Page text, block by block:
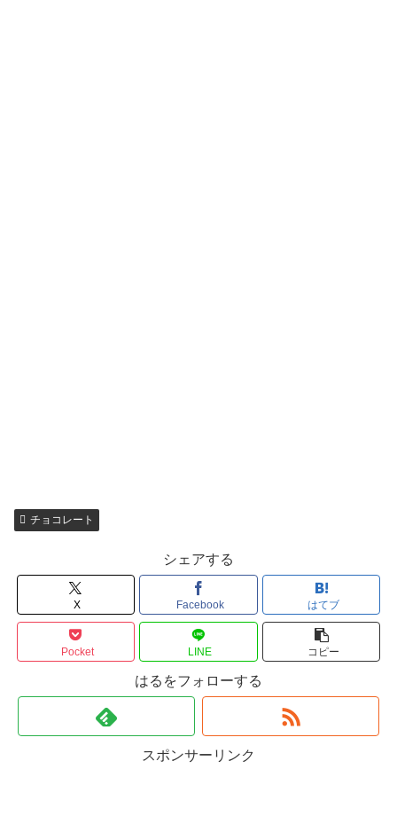
チョコレート
シェアする
X Facebook はてブ
Pocket LINE コピー
はるをフォローする
スポンサーリンク